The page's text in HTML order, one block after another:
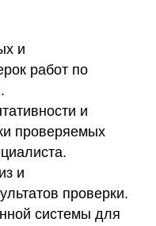
и
работ по
и
проверяемых
и
проверки.
системы для